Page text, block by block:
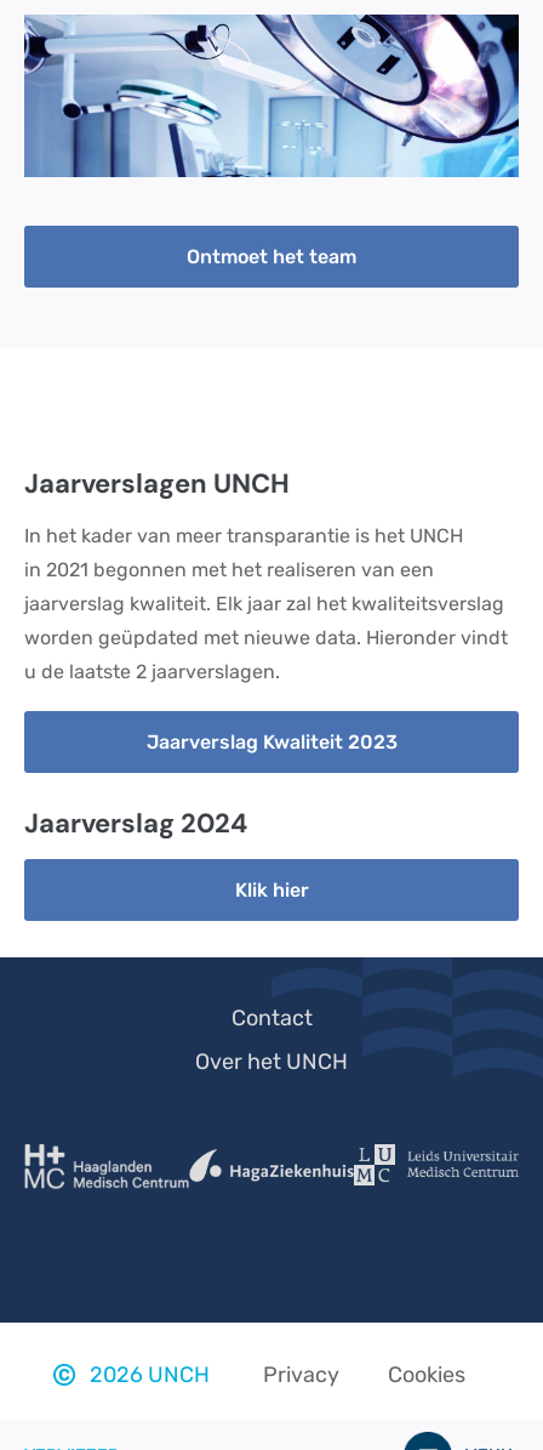
Ontmoet het team
Jaarverslagen UNCH
In het kader van meer transparantie is het UNCH
in 2021 begonnen met het realiseren van een
jaarverslag kwaliteit. Elk jaar zal het kwaliteitsverslag
worden geüpdated met nieuwe data. Hieronder vindt
u de laatste 2 jaarverslagen.
Jaarverslag Kwaliteit 2023
Jaarverslag 2024
Klik hier
Contact
Over het UNCH
2026 UNCH links
Privacy Cookies